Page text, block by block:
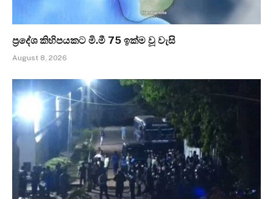
ප්‍රදේශ කිහිපයකට මි.මී 75 ඉක්ම වූ වැසි
August 8, 2026